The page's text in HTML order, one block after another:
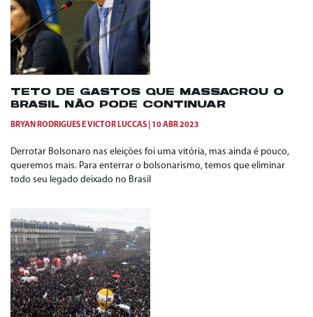
TETO DE GASTOS QUE MASSACROU O
BRASIL NÃO PODE CONTINUAR
BRYAN RODRIGUES EVICTOR LUCCAS 10 ABR 2023
Derrotar Bolsonaro nas eleições foi uma vitória, mas ainda é pouco,
queremos mais. Para enterrar o bolsonarismo, temos que eliminar
todo seu legado deixado no Brasil